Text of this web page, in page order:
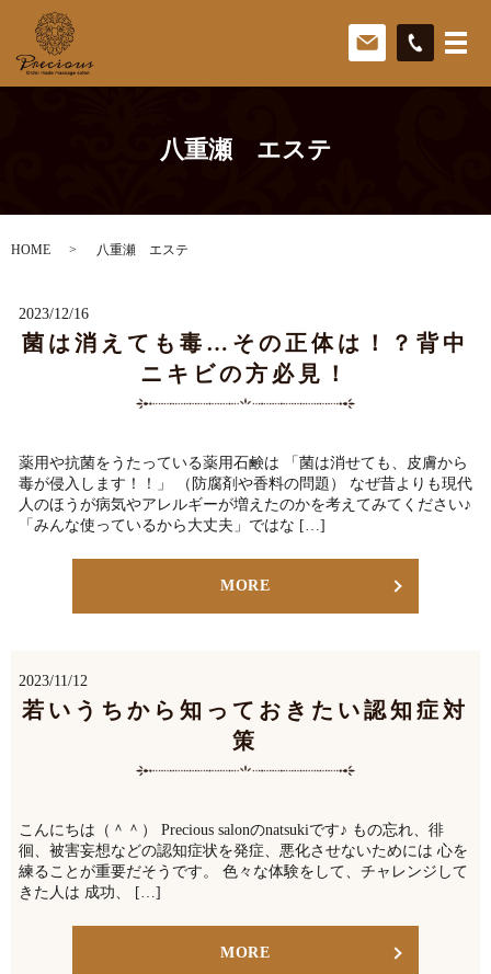
八重瀬 エステ
HOME 八重瀬 エステ
2023/12/16
菌は消えても毒…その正体は！？背中
ニキビの方必見！
薬用や抗菌をうたっている薬用石鹸は 「菌は消せても、皮膚から
毒が侵入します！！」 （防腐剤や香料の問題） なぜ昔よりも現代
人のほうが病気やアレルギーが増えたのかを考えてみてください♪
「みんな使っているから大丈夫」ではな […]
MORE
2023/11/12
若いうちから知っておきたい認知症対
策
こんにちは（＾＾） Precious salonのnatsukiです♪ もの忘れ、徘
徊、被害妄想などの認知症状を発症、悪化させないためには 心を
練ることが重要だそうです。 色々な体験をして、チャレンジして
きた人は 成功、 […]
MORE